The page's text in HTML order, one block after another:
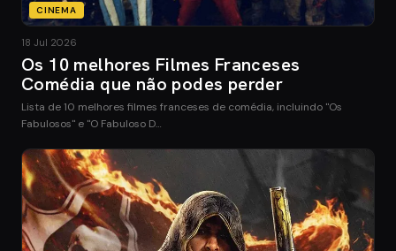
CINEMA
18 Jul 2026
Os 10 melhores Filmes Franceses
Comédia que não podes perder
Lista de 10 melhores filmes franceses de comédia, incluindo "Os
Fabulosos" e "O Fabuloso D…